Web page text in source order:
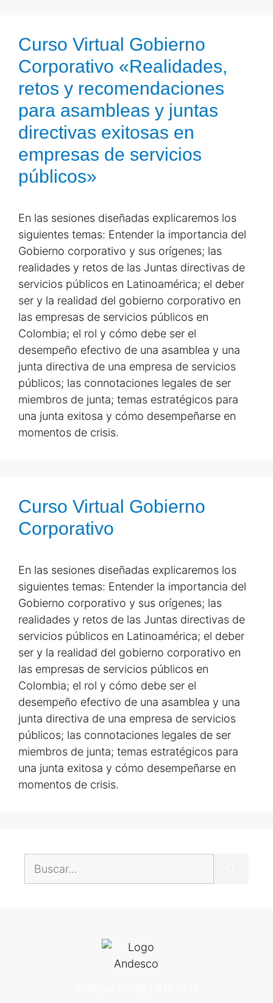
Curso Virtual Gobierno
Corporativo «Realidades,
retos y recomendaciones
para asambleas y juntas
directivas exitosas en
empresas de servicios
públicos»
En las sesiones diseñadas explicaremos los
siguientes temas: Entender la importancia del
Gobierno corporativo y sus orígenes; las
realidades y retos de las Juntas directivas de
servicios públicos en Latinoamérica; el deber
ser y la realidad del gobierno corporativo en
las empresas de servicios públicos en
Colombia; el rol y cómo debe ser el
desempeño efectivo de una asamblea y una
junta directiva de una empresa de servicios
públicos; las connotaciones legales de ser
miembros de junta; temas estratégicos para
una junta exitosa y cómo desempeñarse en
momentos de crisis.
Curso Virtual Gobierno
Corporativo
En las sesiones diseñadas explicaremos los
siguientes temas: Entender la importancia del
Gobierno corporativo y sus orígenes; las
realidades y retos de las Juntas directivas de
servicios públicos en Latinoamérica; el deber
ser y la realidad del gobierno corporativo en
las empresas de servicios públicos en
Colombia; el rol y cómo debe ser el
desempeño efectivo de una asamblea y una
junta directiva de una empresa de servicios
públicos; las connotaciones legales de ser
miembros de junta; temas estratégicos para
una junta exitosa y cómo desempeñarse en
momentos de crisis.